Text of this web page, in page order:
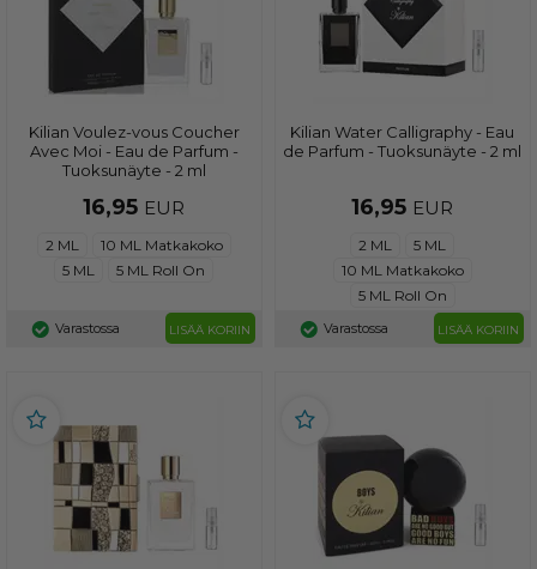
Kilian Voulez-vous Coucher
Avec Moi - Eau de Parfum -
Tuoksunäyte - 2 ml
16,95 EUR
2 ML
10 ML Matkakoko
5 ML
5 ML Roll On
Varastossa LISÄÄ KORIIN
Kilian Water Calligraphy - Eau
de Parfum - Tuoksunäyte - 2 ml
16,95 EUR
2 ML
5 ML
10 ML Matkakoko
5 ML Roll On
Varastossa LISÄÄ KORIIN